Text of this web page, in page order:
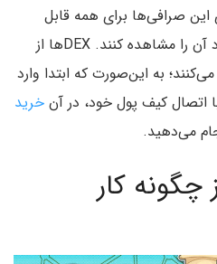
این صرافی‌ها برای همه قابل
دسترس است و می‌تواند کارکرد آن را مشاهده کنند. DEXها از
به این‌صورت که ابتدا وارد
خرید
می‌دهید.
چگونه کار